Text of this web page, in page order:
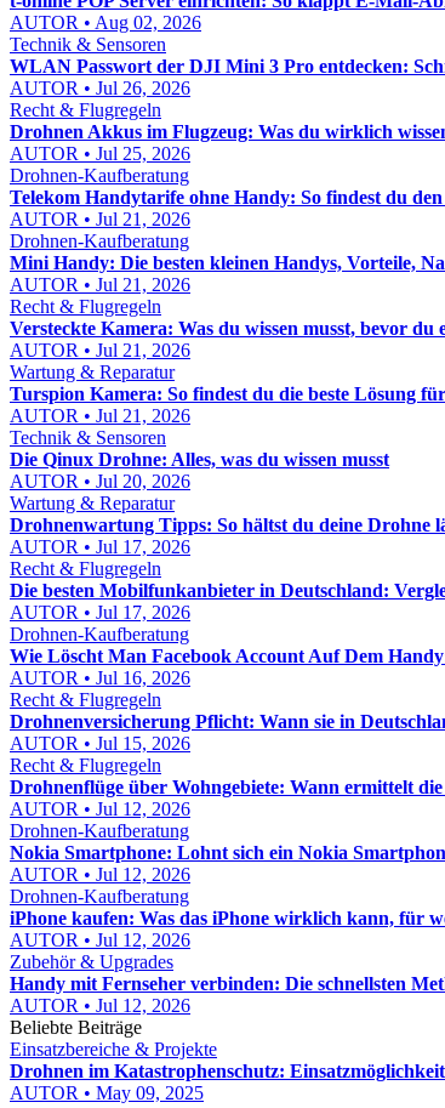
AUTOR • Aug 02, 2026
Technik & Sensoren
WLAN Passwort der DJI Mini 3 Pro entdecken:
AUTOR • Jul 26, 2026
Recht & Flugregeln
Drohnen Akkus im Flugzeug: Was du wirklich
AUTOR • Jul 25, 2026
Drohnen-Kaufberatung
Telekom Handytarife ohne Handy: So findest du
AUTOR • Jul 21, 2026
Drohnen-Kaufberatung
Mini Handy: Die besten kleinen Handys, Vorteile,
AUTOR • Jul 21, 2026
Recht & Flugregeln
Versteckte Kamera: Was du wissen musst, bevor du
AUTOR • Jul 21, 2026
Wartung & Reparatur
Turspion Kamera: So findest du die beste Lösung
AUTOR • Jul 21, 2026
Technik & Sensoren
Die Qinux Drohne: Alles, was du wissen musst
AUTOR • Jul 20, 2026
Wartung & Reparatur
Drohnenwartung Tipps: So hältst du deine Drohne
AUTOR • Jul 17, 2026
Recht & Flugregeln
Die besten Mobilfunkanbieter in Deutschland:
AUTOR • Jul 17, 2026
Drohnen-Kaufberatung
Wie Löscht Man Facebook Account Auf Dem
AUTOR • Jul 16, 2026
Recht & Flugregeln
Drohnenversicherung Pflicht: Wann sie in
AUTOR • Jul 15, 2026
Recht & Flugregeln
Drohnenflüge über Wohngebiete: Wann ermittelt
AUTOR • Jul 12, 2026
Drohnen-Kaufberatung
Nokia Smartphone: Lohnt sich ein Nokia
AUTOR • Jul 12, 2026
Drohnen-Kaufberatung
iPhone kaufen: Was das iPhone wirklich kann, für
AUTOR • Jul 12, 2026
Zubehör & Upgrades
Handy mit Fernseher verbinden: Die schnellsten
AUTOR • Jul 12, 2026
Beliebte Beiträge
Einsatzbereiche & Projekte
Drohnen im Katastrophenschutz:
AUTOR • May 09, 2025